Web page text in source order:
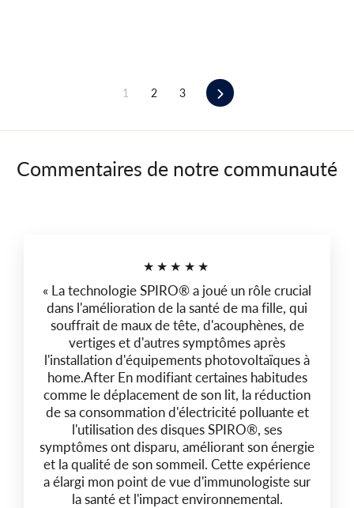
1 2 3 Suivant
Commentaires de notre communauté
★★★★★
« La technologie SPIRO® a joué un rôle crucial
dans l'amélioration de la santé de ma fille, qui
souffrait de maux de tête, d'acouphènes, de
vertiges et d'autres symptômes après
l'installation d'équipements photovoltaïques à
home.After En modifiant certaines habitudes
comme le déplacement de son lit, la réduction
de sa consommation d'électricité polluante et
l'utilisation des disques SPIRO®, ses
symptômes ont disparu, améliorant son énergie
et la qualité de son sommeil. Cette expérience
a élargi mon point de vue d'immunologiste sur
la santé et l'impact environnemental.